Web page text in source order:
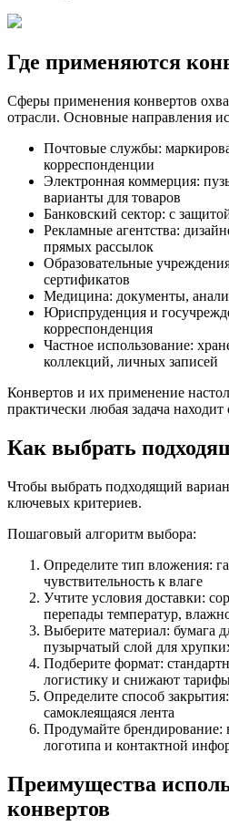
Где применяются
Сферы применения конвертов
отрасли. Основные направления
Почтовые службы:
корреспонденции
Электронная коммерция:
варианты для товаров
Банковский сектор: с
Рекламные агентства:
прямых рассылок
Образовательные
сертификатов
Медицина: документы,
Юриспруденция и
корреспонденция
Частное использование:
коллекций, личных записей
Конвертов и их применение
практически любая задача
Как выбрать
Чтобы выбрать подходящий
ключевых критериев.
Пошаговый алгоритм выбора:
Определите тип вложения:
чувствительность к влаге
Учтите условия доставки:
перепады температур,
Выберите материал: бумага
пузырчатый слой для
Подберите формат:
логистику и снижают
Определите способ
самоклеящаяся лента
Продумайте брендирование:
логотипа и контактной
Преимущества
конвертов